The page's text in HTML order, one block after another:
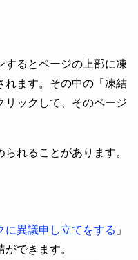
するとページの上部に凍
れます。その中の「凍結
リックして、そのページ
れることがあります。
に異議申し立てをする 」
できます。